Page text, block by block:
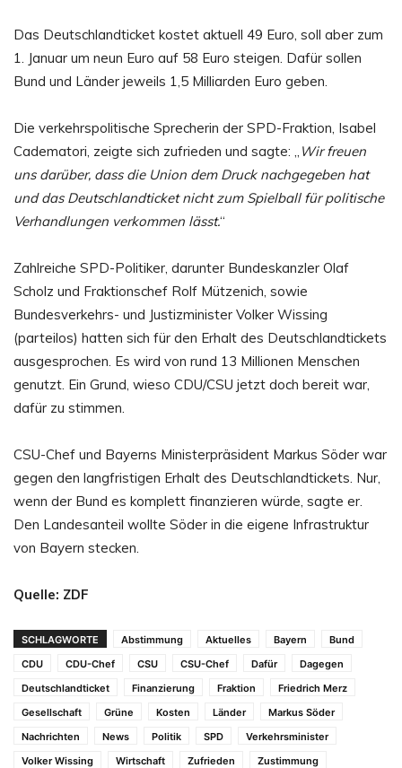
Das Deutschlandticket kostet aktuell 49 Euro, soll aber zum
1. Januar um neun Euro auf 58 Euro steigen. Dafür sollen
Bund und Länder jeweils 1,5 Milliarden Euro geben.
Die verkehrspolitische Sprecherin der SPD-Fraktion, Isabel
Cadematori, zeigte sich zufrieden und sagte: „ Wir freuen
uns darüber, dass die Union dem Druck nachgegeben hat
und das Deutschlandticket nicht zum Spielball für politische
Verhandlungen verkommen lässt.“
Zahlreiche SPD-Politiker, darunter Bundeskanzler Olaf
Scholz und Fraktionschef Rolf Mützenich, sowie
Bundesverkehrs- und Justizminister Volker Wissing
(parteilos) hatten sich für den Erhalt des Deutschlandtickets
ausgesprochen. Es wird von rund 13 Millionen Menschen
genutzt. Ein Grund, wieso CDU/CSU jetzt doch bereit war,
dafür zu stimmen.
CSU-Chef und Bayerns Ministerpräsident Markus Söder war
gegen den langfristigen Erhalt des Deutschlandtickets. Nur,
wenn der Bund es komplett finanzieren würde, sagte er.
Den Landesanteil wollte Söder in die eigene Infrastruktur
von Bayern stecken.
Quelle: ZDF
SCHLAGWORTE Abstimmung Aktuelles Bayern
Bund
CDU
CDU-Chef CSU CSU-Chef Dafür
Dagegen
Deutschlandticket
Finanzierung Fraktion
Friedrich Merz
Gesellschaft
Grüne Kosten Länder
Markus Söder
Nachrichten
News Politik SPD
Verkehrsminister
Volker Wissing
Wirtschaft Zufrieden Zustimmung